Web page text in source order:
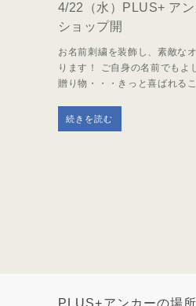
4/22（水）PLUS+ ア
ショップ開
お名前刺繍を装飾し、素敵な
ります！ ご自身の名前でもよ
贈り物・・・きっと喜ばれる
続きを読む
PLUS+アンカーの場所